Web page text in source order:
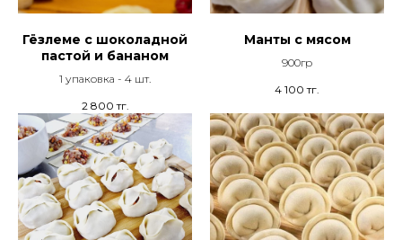
Гёзлеме с шоколадной
пастой и бананом
1 упаковка - 4 шт.
2 800 тг.
Манты с мясом
900гр
4 100 тг.